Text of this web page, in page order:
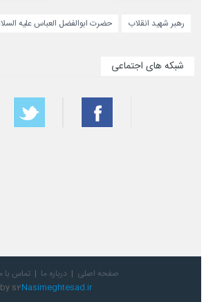
رهبر شهید انقلاب حضرت ابوالفضل العباس علیه
شبکه های اجتماعی
تماس با درباره ما
صفحه اصلی
s2Nasimeghtesad.ir